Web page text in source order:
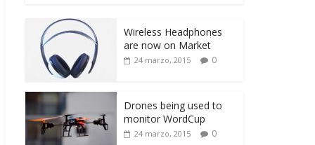
Wireless Headphones
are now on Market
24 marzo, 2015 0
Drones being used to
monitor WordCup
24 marzo, 2015 0